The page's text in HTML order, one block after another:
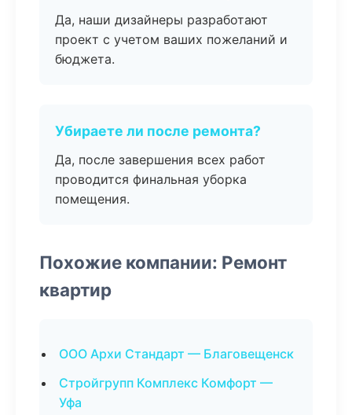
Да, наши дизайнеры разработают
проект с учетом ваших пожеланий и
бюджета.
Убираете ли после ремонта?
Да, после завершения всех работ
проводится финальная уборка
помещения.
Похожие компании: Ремонт
квартир
ООО Архи Стандарт — Благовещенск
Стройгрупп Комплекс Комфорт —
Уфа